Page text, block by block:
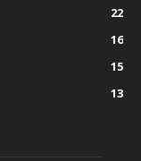
22
16
15
13